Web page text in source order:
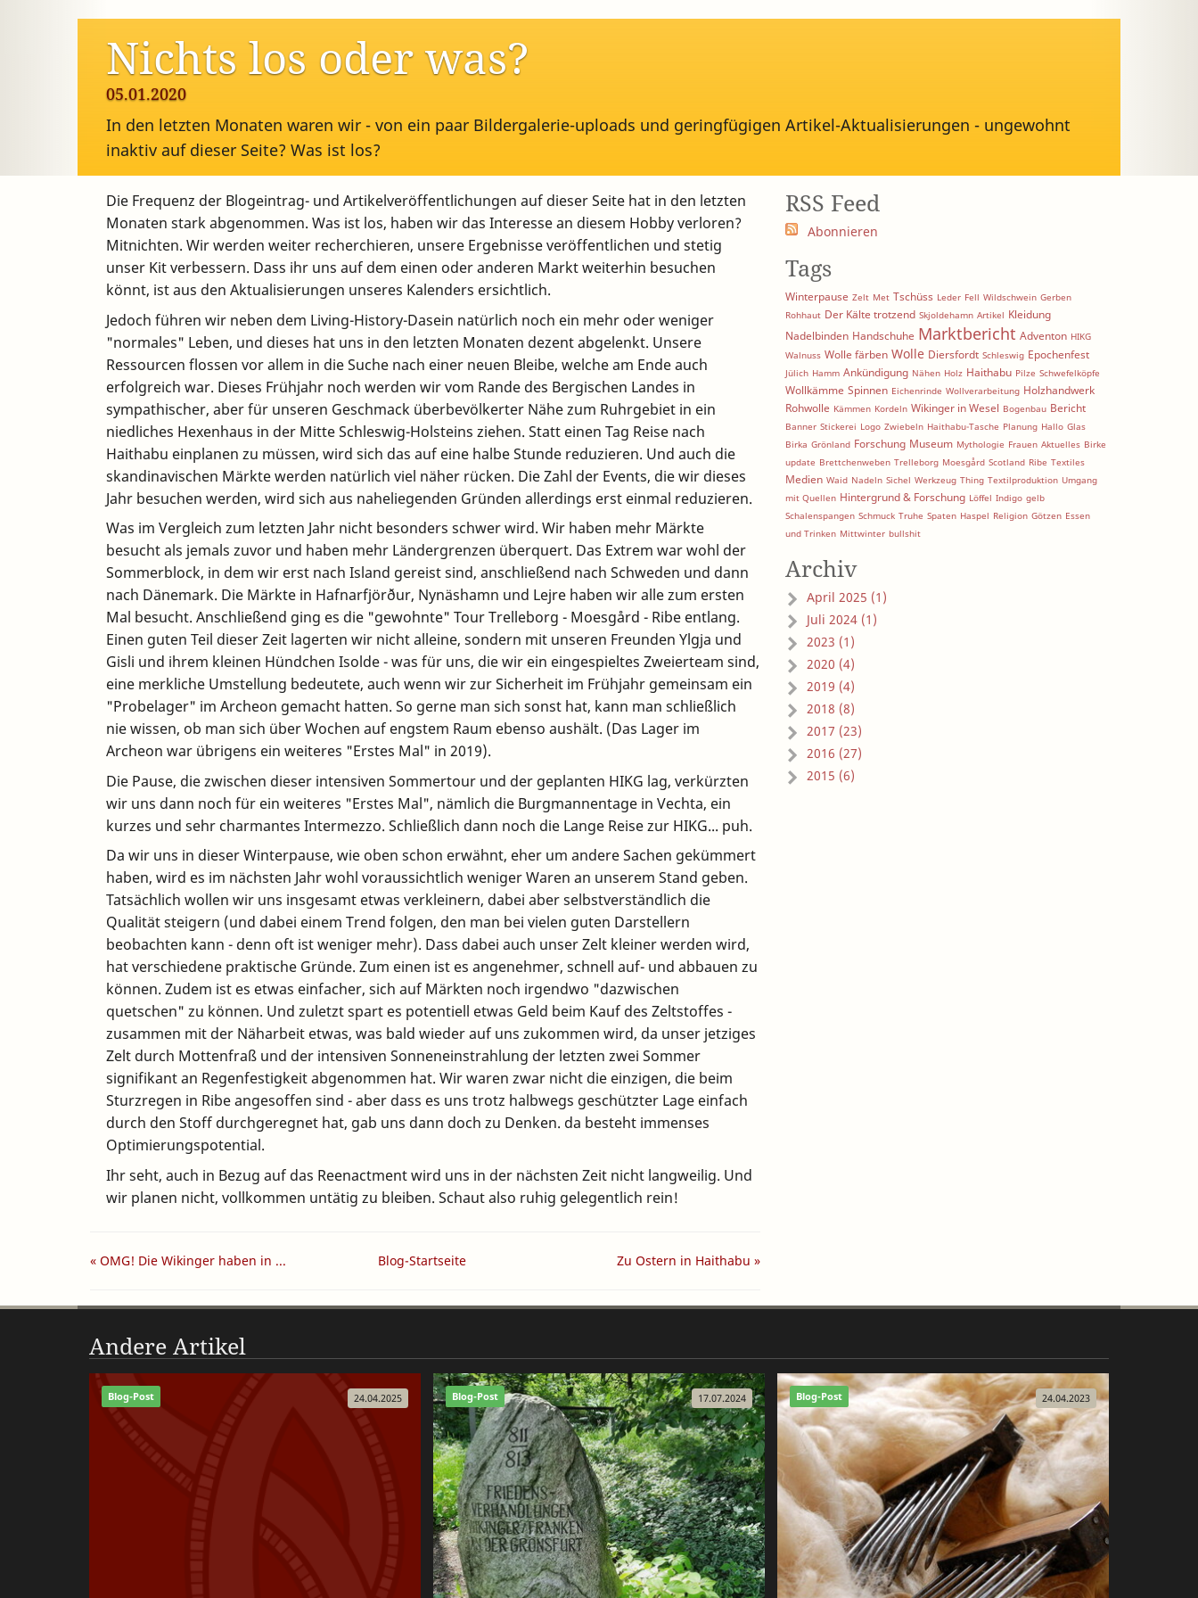
Nichts los oder was?
05.01.2020
In den letzten Monaten waren wir - von ein paar Bildergalerie-uploads und geringfügigen Artikel-Aktualisierungen - ungewohnt
inaktiv auf dieser Seite? Was ist los?
Die Frequenz der Blogeintrag- und Artikelveröffentlichungen auf dieser Seite hat in den letzten
Monaten stark abgenommen. Was ist los, haben wir das Interesse an diesem Hobby verloren?
Mitnichten. Wir werden weiter recherchieren, unsere Ergebnisse veröffentlichen und stetig
unser Kit verbessern. Dass ihr uns auf dem einen oder anderen Markt weiterhin besuchen
könnt, ist aus den Aktualisierungen unseres Kalenders ersichtlich.
Jedoch führen wir neben dem Living-History-Dasein natürlich noch ein mehr oder weniger
"normales" Leben, und dieses hat uns in den letzten Monaten dezent abgelenkt. Unsere
Ressourcen flossen vor allem in die Suche nach einer neuen Bleibe, welche am Ende auch
erfolgreich war. Dieses Frühjahr noch werden wir vom Rande des Bergischen Landes in
sympathischer, aber für unseren Geschmack überbevölkerter Nähe zum Ruhrgebiet in ein
niedliches Hexenhaus in der Mitte Schleswig-Holsteins ziehen. Statt einen Tag Reise nach
Haithabu einplanen zu müssen, wird sich das auf eine halbe Stunde reduzieren. Und auch die
skandinavischen Märkte werden natürlich viel näher rücken. Die Zahl der Events, die wir dieses
Jahr besuchen werden, wird sich aus naheliegenden Gründen allerdings erst einmal reduzieren.
Was im Vergleich zum letzten Jahr nicht besonders schwer wird. Wir haben mehr Märkte
besucht als jemals zuvor und haben mehr Ländergrenzen überquert. Das Extrem war wohl der
Sommerblock, in dem wir erst nach Island gereist sind, anschließend nach Schweden und dann
nach Dänemark. Die Märkte in Hafnarfjörður, Nynäshamn und Lejre haben wir alle zum ersten
Mal besucht. Anschließend ging es die "gewohnte" Tour Trelleborg - Moesgård - Ribe entlang.
Einen guten Teil dieser Zeit lagerten wir nicht alleine, sondern mit unseren Freunden Ylgja und
Gisli und ihrem kleinen Hündchen Isolde - was für uns, die wir ein eingespieltes Zweierteam sind,
eine merkliche Umstellung bedeutete, auch wenn wir zur Sicherheit im Frühjahr gemeinsam ein
"Probelager" im Archeon gemacht hatten. So gerne man sich sonst hat, kann man schließlich
nie wissen, ob man sich über Wochen auf engstem Raum ebenso aushält. (Das Lager im
Archeon war übrigens ein weiteres "Erstes Mal" in 2019).
Die Pause, die zwischen dieser intensiven Sommertour und der geplanten HIKG lag, verkürzten
wir uns dann noch für ein weiteres "Erstes Mal", nämlich die Burgmannentage in Vechta, ein
kurzes und sehr charmantes Intermezzo. Schließlich dann noch die Lange Reise zur HIKG... puh.
Da wir uns in dieser Winterpause, wie oben schon erwähnt, eher um andere Sachen gekümmert
haben, wird es im nächsten Jahr wohl voraussichtlich weniger Waren an unserem Stand geben.
Tatsächlich wollen wir uns insgesamt etwas verkleinern, dabei aber selbstverständlich die
Qualität steigern (und dabei einem Trend folgen, den man bei vielen guten Darstellern
beobachten kann - denn oft ist weniger mehr). Dass dabei auch unser Zelt kleiner werden wird,
hat verschiedene praktische Gründe. Zum einen ist es angenehmer, schnell auf- und abbauen zu
können. Zudem ist es etwas einfacher, sich auf Märkten noch irgendwo "dazwischen
quetschen" zu können. Und zuletzt spart es potentiell etwas Geld beim Kauf des Zeltstoffes -
zusammen mit der Näharbeit etwas, was bald wieder auf uns zukommen wird, da unser jetziges
Zelt durch Mottenfraß und der intensiven Sonneneinstrahlung der letzten zwei Sommer
signifikant an Regenfestigkeit abgenommen hat. Wir waren zwar nicht die einzigen, die beim
Sturzregen in Ribe angesoffen sind - aber dass es uns trotz halbwegs geschützter Lage einfach
durch den Stoff durchgeregnet hat, gab uns dann doch zu Denken. da besteht immenses
Optimierungspotential.
Ihr seht, auch in Bezug auf das Reenactment wird uns in der nächsten Zeit nicht langweilig. Und
wir planen nicht, vollkommen untätig zu bleiben. Schaut also ruhig gelegentlich rein!
Zu Ostern in Haithabu »
Blog-Startseite
« OMG! Die Wikinger haben in ...
RSS Feed
Abonnieren
Tags
Winterpause Zelt Met Tschüss Leder Fell Wildschwein Gerben
Rohhaut Der Kälte trotzend Skjoldehamn Artikel Kleidung
Nadelbinden Handschuhe Marktbericht Adventon HIKG
Walnuss Wolle färben Wolle Diersfordt Schleswig Epochenfest
Jülich Hamm Ankündigung Nähen Holz Haithabu Pilze Schwefelköpfe
Wollkämme Spinnen Eichenrinde Wollverarbeitung Holzhandwerk
Rohwolle Kämmen Kordeln Wikinger in Wesel Bogenbau Bericht
Banner Stickerei Logo Zwiebeln Haithabu-Tasche Planung Hallo Glas
Birka Grönland Forschung Museum Mythologie Frauen Aktuelles Birke
update Brettchenweben Trelleborg Moesgård Scotland Ribe Textiles
Medien Waid Nadeln Sichel Werkzeug Thing Textilproduktion Umgang
mit Quellen Hintergrund & Forschung Löffel Indigo gelb
Schalenspangen Schmuck Truhe Spaten Haspel Religion Götzen Essen
und Trinken Mittwinter bullshit
Archiv
April 2025 (1)
Juli 2024 (1)
2023 (1)
2020 (4)
2019 (4)
2018 (8)
2017 (23)
2016 (27)
2015 (6)
Andere Artikel
Blog-Post 24.04.2025 Blog-Post 17.07.2024 Blog-Post 24.04.2023